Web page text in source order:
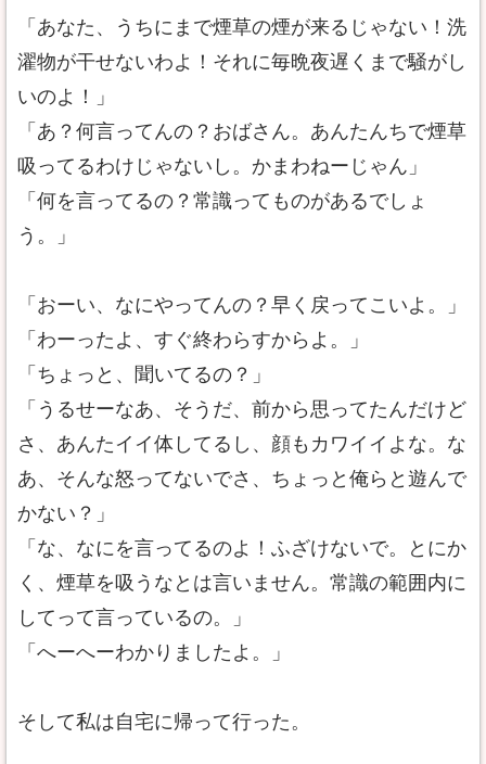
「あなた、うちにまで煙草の煙が来るじゃない！洗
濯物が干せないわよ！それに毎晩夜遅くまで騒がし
いのよ！」
「あ？何言ってんの？おばさん。あんたんちで煙草
吸ってるわけじゃないし。かまわねーじゃん」
「何を言ってるの？常識ってものがあるでしょ
う。」
「おーい、なにやってんの？早く戻ってこいよ。」
「わーったよ、すぐ終わらすからよ。」
「ちょっと、聞いてるの？」
「うるせーなあ、そうだ、前から思ってたんだけど
さ、あんたイイ体してるし、顔もカワイイよな。な
あ、そんな怒ってないでさ、ちょっと俺らと遊んで
かない？」
「な、なにを言ってるのよ！ふざけないで。とにか
く、煙草を吸うなとは言いません。常識の範囲内に
してって言っているの。」
「へーへーわかりましたよ。」
そして私は自宅に帰って行った。